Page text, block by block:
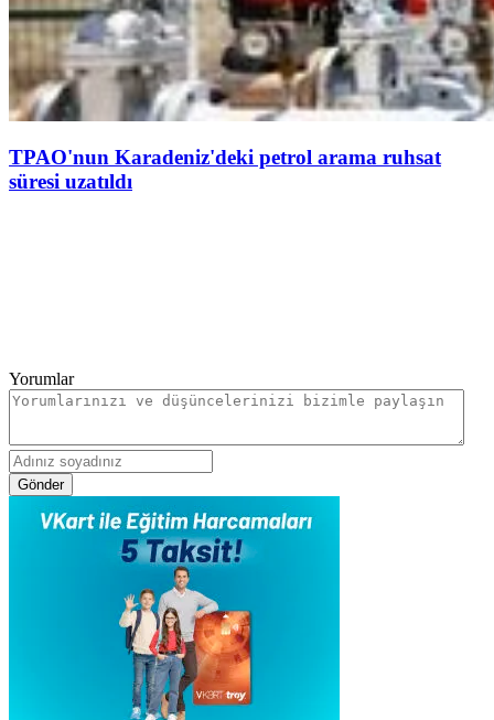
TPAO'nun Karadeniz'deki petrol arama ruhsat
süresi uzatıldı
Yorumlar
Gönder